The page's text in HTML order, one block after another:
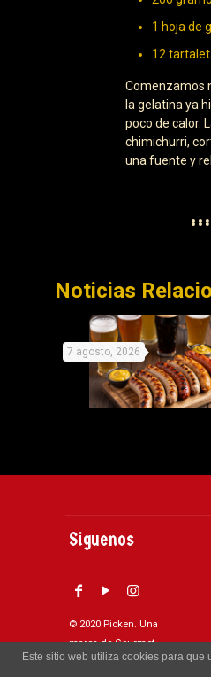
1 hoja de
12
Comenzamos
la gelatina ya
poco de calor.
chimichurri,
una fuente y
Noticias
maridajes con
7 agosto, 2026
Siguenos
© 2020 Picken. Una
marca de Gourmet
S.A.
Este sitio web utiliza cookies para